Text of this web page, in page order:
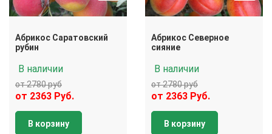
Абрикос Саратовский
рубин
В наличии
от 2780 руб
от 2363 Руб.
В корзину
Абрикос Северное
сияние
В наличии
от 2780 руб
от 2363 Руб.
В корзину